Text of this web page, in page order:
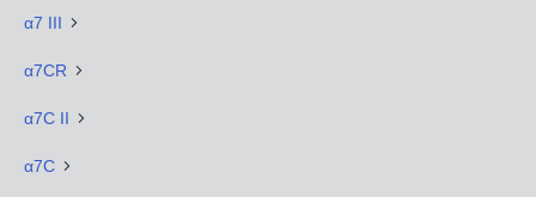
α7 III
α7CR
α7C II
α7C